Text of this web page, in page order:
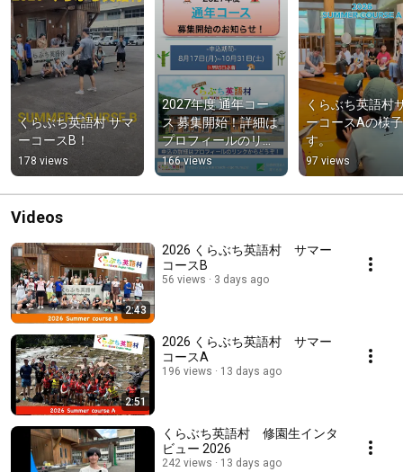
くらぶち英語村 サマ
ーコースB！
178 views
2027年度 通年コー
ス 募集開始！詳細は
プロフィールのリン
クからご確認くださ
い🥁
166 views
くらぶち英語村
ーコースAの様
す。
97 views
Videos
2:43
2026 くらぶち英語村 サマー
コースB
56 views 3 days ago
2:51
2026 くらぶち英語村 サマー
コースA
196 views 13 days ago
くらぶち英語村 修園生インタ
ビュー 2026
242 views 13 days ago